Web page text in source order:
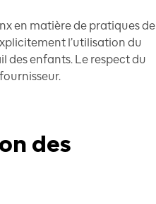
en matière de pratiques de
l’utilisation du
des enfants. Le respect du
des